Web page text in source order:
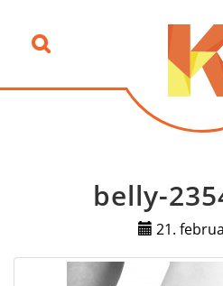
belly-
21.